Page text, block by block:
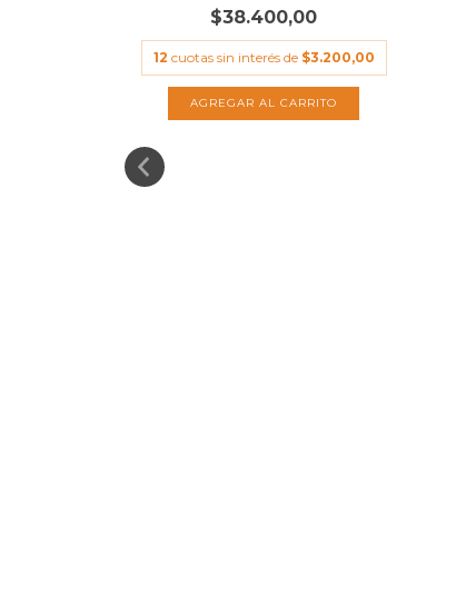
$38.400,00
12 cuotas sin interés de $3.200,00